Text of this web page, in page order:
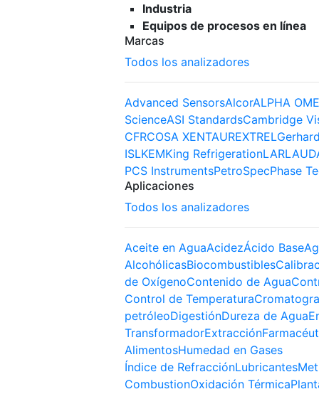
Industria
Equipos de procesos en línea
Marcas
Todos los analizadores
Advanced SensorsAlcorALPHA
ScienceASI StandardsCambridge
CFRCOSA XENTAUREXTREL
ISLKEMKing RefrigerationLAR
PCS InstrumentsPetroSpecPhase
Aplicaciones
Todos los analizadores
Aceite en AguaAcidezÁcido Base
AlcohólicasBiocombustibles
de OxígenoContenido de Agua
Control de Temperatura
petróleoDigestiónDureza de Agua
TransformadorExtracción
AlimentosHumedad en Gases
Índice de RefracciónLubricantes
CombustionOxidación Térmica